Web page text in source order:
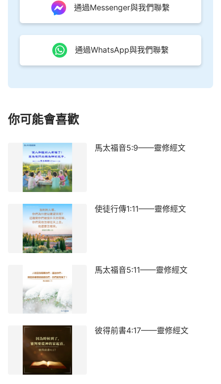
通過Messenger與我們聯繫
通過WhatsApp與我們聯繫
你可能會喜歡
馬太福音5:9——靈修經文
使徒行傳1:11——靈修經文
馬太福音5:11——靈修經文
彼得前書4:17——靈修經文